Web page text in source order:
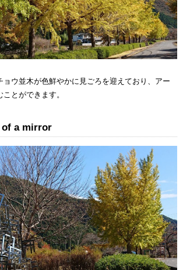
ョウ並木が色鮮やかに見ごろを迎えており、アー
とができます。
a mirror